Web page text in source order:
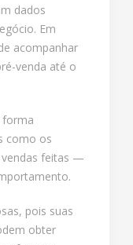
dados
Em
acompanhar
venda até o
forma
como os
feitas —
pois suas
obter